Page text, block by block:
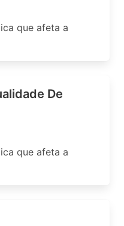
que afeta a
De
que afeta a